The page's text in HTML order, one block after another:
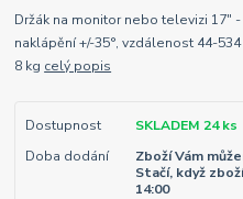
Držák na monitor nebo televizi 17" -
naklápění +/-35°, vzdálenost 44-
8 kg celý popis
Dostupnost
SKLADEM 24 ks
Doba dodání
Zboží Vám
Stačí, když
14:00